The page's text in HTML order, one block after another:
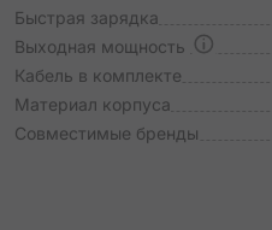
Быстрая зарядка
Выходная мощность
Кабель в комплекте
Материал корпуса
Совместимые бренды